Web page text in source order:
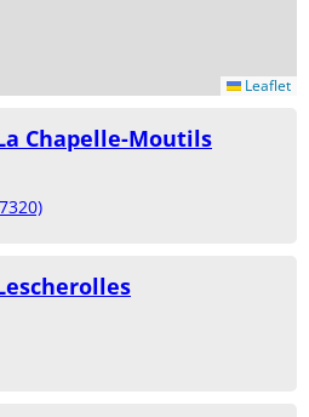
Leaflet
Chapelle-Moutils